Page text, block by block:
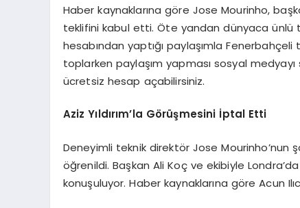
Haber kaynaklarına göre Jose Mourinho,
teklifini kabul etti. Öte yandan dünyaca ünlü
hesabından yaptığı paylaşımla
toplarken paylaşım yapması sosyal medyayı
ücretsiz hesap açabilirsiniz.
Aziz Yıldırım’la Görüşmesini İptal Etti
Deneyimli teknik direktör Jose Mourinho’nun
öğrenildi. Başkan Ali Koç ve ekibiyle
konuşuluyor. Haber kaynaklarına göre Acun